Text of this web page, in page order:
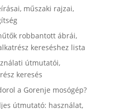
műszaki rajzai,
robbantott ábrái,
kereséshez lista
útmutatói,
keresés
a Gorenje mosógép?
útmutató: használat,